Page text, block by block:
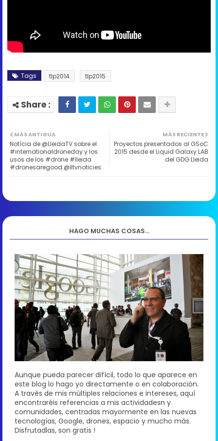
Tags tlp2014 tlp2015
MÁS RECIENTE
Proyectos presentados al GSoC
2015 desde el Liquid Galaxy LAB
del GDG Lleida
MÁS ANTIGUA
Notícia de @LleidaTV sobre el
#internationaldroneday y los
usos de los #drone #lleida
#dronesaregood @lltvnoticies
HAGO MUCHAS COSAS...
Aunque pueda parecer difícil, todo lo que aparece en
este blog lo hago yo directamente o en colaboración.
A través de mis múltiples relaciones e intereses, aquí
encontraréis referencias a mis actividadesn y
comunidades, centradas mayormente en las nuevas
tecnologías, Google, drones, espacio y mucho más.
Disfrutadlas, son gratis !